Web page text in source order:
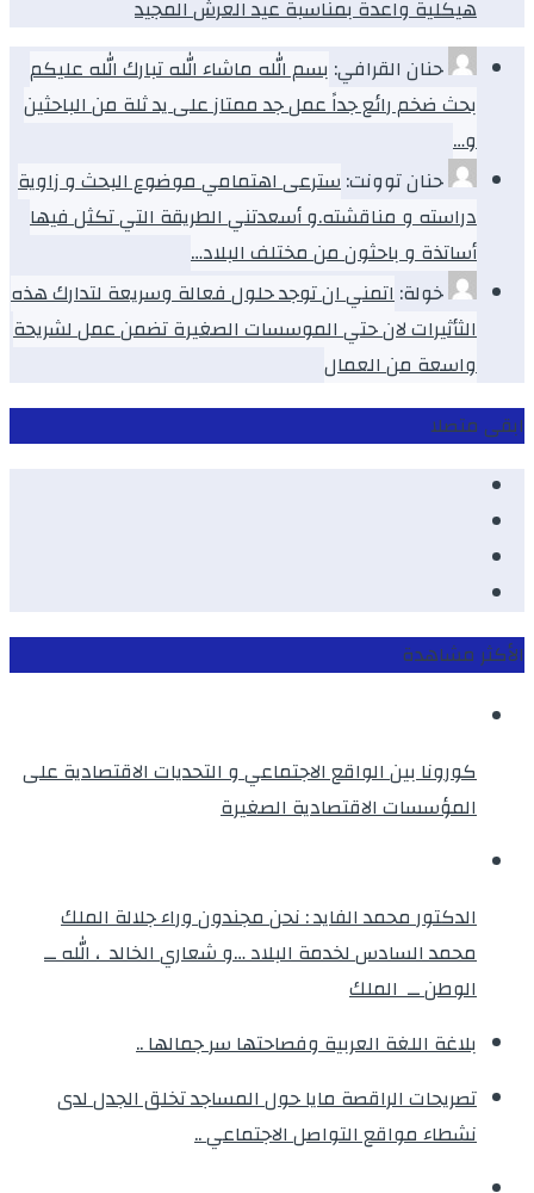
هيكلية واعدة بمناسبة عيد العرش المجيد
حنان القرافي: بسم الله ماشاء الله تبارك الله عليكم
بحث ضخم رائع جداً عمل جد ممتاز على يد ثلة من الباحثين
و…
حنان توونت:سترعى اهتمامي موضوع البحث و زاوية
دراسته و مناقشته.و أسعدتني الطريقة التي تكثل فيها
أساتذة و باحثون من مختلف البلاد…
خولة:اتمني ان توجد حلول فعالة وسريعة لتدارك هذه
الثأثيرات لان حتي الموسسات الصغيرة تضمن عمل لشريحة
واسعة من العمال
ابقى متصلا
الأكثر مشاهدة
كورونا بين الواقع الاجتماعي و التحديات الاقتصادية على
المؤسسات الاقتصادية الصغيرة
الدكتور محمد الفايد : نحن مجندون وراء جلالة الملك
محمد السادس لخدمة البلاد …و شعاري الخالد ، الله ــ
الوطن ــ الملك
بلاغة اللغة العربية وفصاحتها سر جمالها ..
تصريحات الراقصة مايا حول المساجد تخلق الجدل لدى
نشطاء مواقع التواصل الاجتماعي ..